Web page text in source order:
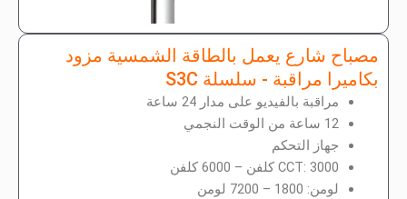
مصباح شارع يعمل بالطاقة الشمسية مزود
بكاميرا مراقبة - سلسلة S3C
مراقبة بالفيديو على مدار 24 ساعة
12 ساعة من الوقت النجمي
جهاز التحكم
CCT: 3000 كلفن – 6000 كلفن
لومن: 1800 – 7200 لومن